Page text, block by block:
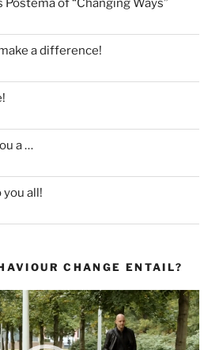
of “Changing Ways”
a difference!
a …
all!
CHANGE ENTAIL?